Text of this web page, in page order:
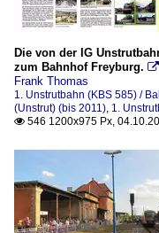
Die von der IG
zum Bahnhof Freyburg. 
Frank Thomas
1. Unstrutbahn (KBS 585) /
(Unstrut) (bis 2011), 1.
 546 1200x975 Px,